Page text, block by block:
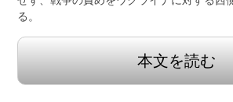
る。
本文を読む